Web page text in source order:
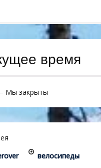
время
Мы закрыты
велосипеды